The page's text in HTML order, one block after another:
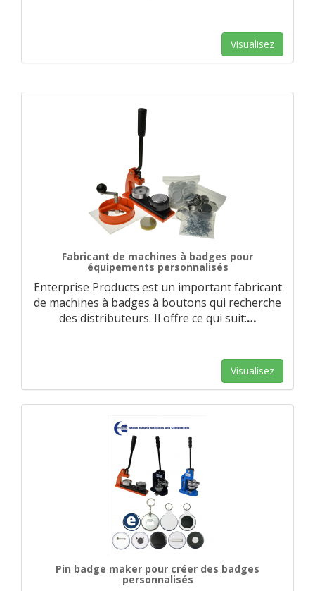
Visualisez
Fabricant de machines à badges pour
équipements personnalisés
Enterprise Products est un important fabricant
de machines à badges à boutons qui recherche
des distributeurs. Il offre ce qui suit:…
Visualisez
Pin badge maker pour créer des badges
personnalisés